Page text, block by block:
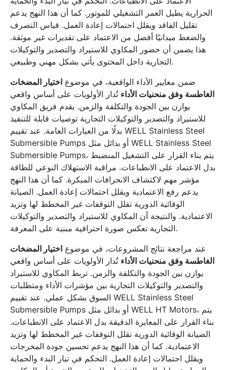
الحرارية يطيل العمر التشغيلي للموتور. كما أن هذا النهج يدعم
تقليل الفاقد ويقلل احتمالات إعادة العمل. قياس التصرف
والضغط ميدانيًا أفضل من الاعتماد على تقديرات غير موثقة.
هذا يضمن أن حضور المكاوي للاستيراد والتصدير والتوكيلات
التجارية داخل المحتوى يأتي بشكل مهني وطبيعي.
ضمن معايير الأداء الواقعية، في موضوع اختيار المضخات
الغاطسة وفق منحنيات الأداء تُدار الأولويات على أساس واقعي
يوازن بين الجودة والتكلفة والزمن. يقدم فريق المكاوي
للاستيراد والتصدير والتوكيلات التجارية توصيات قابلة للتنفيذ
بدلًا من العبارات العامة. عند تقييم WELL Stainless Steel
Submersible Pumps أو بدائل مثل WELL Stainless Steel
Submersible Pumps، يتم بناء القرار على التشغيل المنضبط
بدل الاعتماد على الانطباعات. مراقبة الاستهلاك النوعي للطاقة
مؤشر مهم لاكتشاف الانحرافات المبكرة. كما أن هذا النهج
يدعم رفع الاعتمادية ويقلل احتمالات إعادة العمل. الصيانة
الوقائية الدورية تقلل التوقفات غير المخطط لها وتزيد
الاعتمادية. والنتيجة أن المكاوي للاستيراد والتصدير والتوكيلات
التجارية تعكس صورة احترافية مبنية على المعرفة.
عند مراجعة نتائج المشروعات، في موضوع اختيار المضخات
الغاطسة وفق منحنيات الأداء تُدار الأولويات على أساس واقعي
يوازن بين الجودة والتكلفة والزمن. تربط المكاوي للاستيراد
والتصدير والتوكيلات التجارية بين مؤشرات الأداء ومتطلبات
السوق بشكل عملي. عند تقييم WELL Stainless Steel
Submersible Pumps أو بدائل مثل WELL HT Motors، يتم
بناء القرار على المعايرة الدقيقة بدل الاعتماد على الانطباعات.
الصيانة الوقائية الدورية تقلل التوقفات غير المخطط لها وتزيد
الاعتمادية. كما أن هذا النهج يدعم تحسين جودة المخرجات
ويقلل احتمالات إعادة العمل. التحكم في تيار البدء والحماية